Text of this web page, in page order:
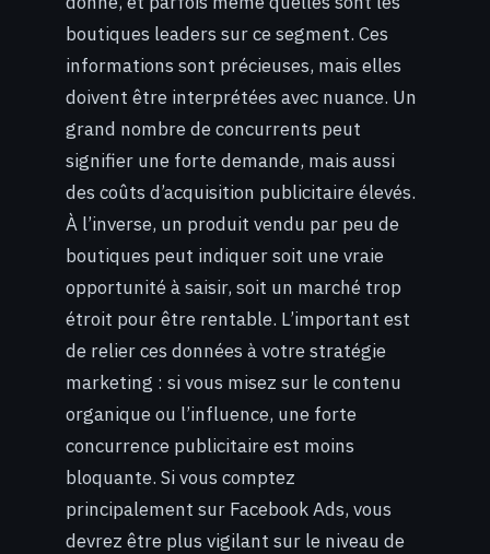
boutiques leaders sur ce segment. Ces
informations sont précieuses, mais elles
doivent être interprétées avec nuance. Un
grand nombre de concurrents peut
signifier une forte demande, mais aussi
des coûts d’acquisition publicitaire élevés.
À l’inverse, un produit vendu par peu de
boutiques peut indiquer soit une vraie
opportunité à saisir, soit un marché trop
étroit pour être rentable. L’important est
de relier ces données à votre stratégie
marketing : si vous misez sur le contenu
organique ou l’influence, une forte
concurrence publicitaire est moins
bloquante. Si vous comptez
principalement sur Facebook Ads, vous
devrez être plus vigilant sur le niveau de